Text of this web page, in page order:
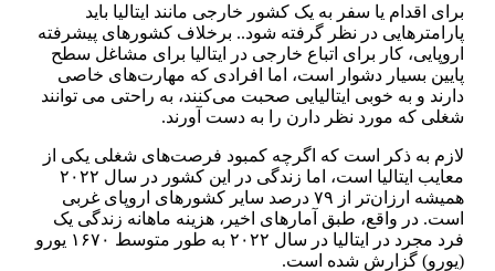
برای اقدام یا سفر به یک کشور خارجی مانند ایتالیا باید
پارامتر‌هایی در نظر گرفته شود.. برخلاف کشور‌های پیشرفته
اروپایی، کار برای اتباع خارجی در ایتالیا برای مشاغل سطح
پایین بسیار دشوار است، اما افرادی که مهارت‌های خاصی
دارند و به خوبی ایتالیایی صحبت می‌کنند، به راحتی می توانند
شغلی که مورد نظر دارن را به دست آورند.
لازم به ذکر است که اگرچه کمبود فرصت‌های شغلی یکی از
معایب ایتالیا است، اما زندگی در این کشور در سال ۲۰۲۲
همیشه ارزان‌تر از ۷۹ درصد سایر کشور‌های اروپای غربی
است. در واقع، طبق آمار‌های اخیر، هزینه ماهانه زندگی یک
فرد مجرد در ایتالیا در سال ۲۰۲۲ به طور متوسط ۱۶۷۰ یورو
(یورو) گزارش شده است.